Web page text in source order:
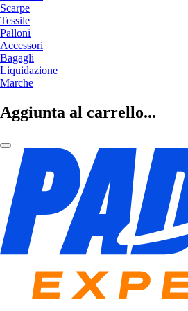
Scarpe
Tessile
Palloni
Accessori
Bagagli
Liquidazione
Marche
Aggiunta al carrello...